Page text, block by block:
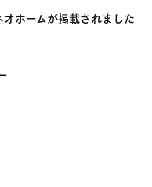
ホームが掲載されました